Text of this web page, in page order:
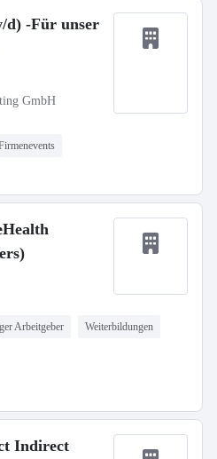
d) -Für unser
GmbH
Arbeitgeber Weiterbildungen
Indirect